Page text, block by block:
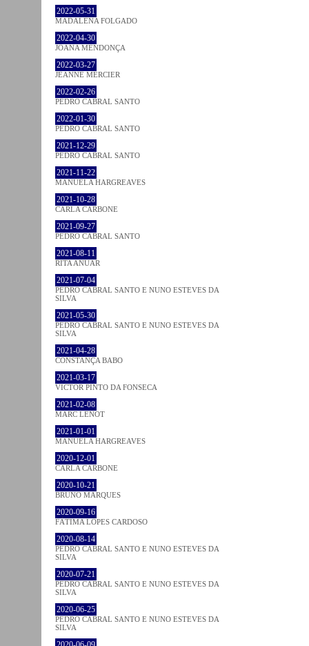
2022-05-31
MADALENA FOLGADO
2022-04-30
JOANA MENDONÇA
2022-03-27
JEANNE MERCIER
2022-02-26
PEDRO CABRAL SANTO
2022-01-30
PEDRO CABRAL SANTO
2021-12-29
PEDRO CABRAL SANTO
2021-11-22
MANUELA HARGREAVES
2021-10-28
CARLA CARBONE
2021-09-27
PEDRO CABRAL SANTO
2021-08-11
RITA ANUAR
2021-07-04
PEDRO CABRAL SANTO E NUNO ESTEVES DA
SILVA
2021-05-30
PEDRO CABRAL SANTO E NUNO ESTEVES DA
SILVA
2021-04-28
CONSTANÇA BABO
2021-03-17
VICTOR PINTO DA FONSECA
2021-02-08
MARC LENOT
2021-01-01
MANUELA HARGREAVES
2020-12-01
CARLA CARBONE
2020-10-21
BRUNO MARQUES
2020-09-16
FÁTIMA LOPES CARDOSO
2020-08-14
PEDRO CABRAL SANTO E NUNO ESTEVES DA
SILVA
2020-07-21
PEDRO CABRAL SANTO E NUNO ESTEVES DA
SILVA
2020-06-25
PEDRO CABRAL SANTO E NUNO ESTEVES DA
SILVA